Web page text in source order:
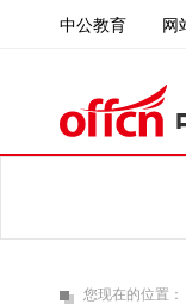
中公教育 网
您现在的位置：